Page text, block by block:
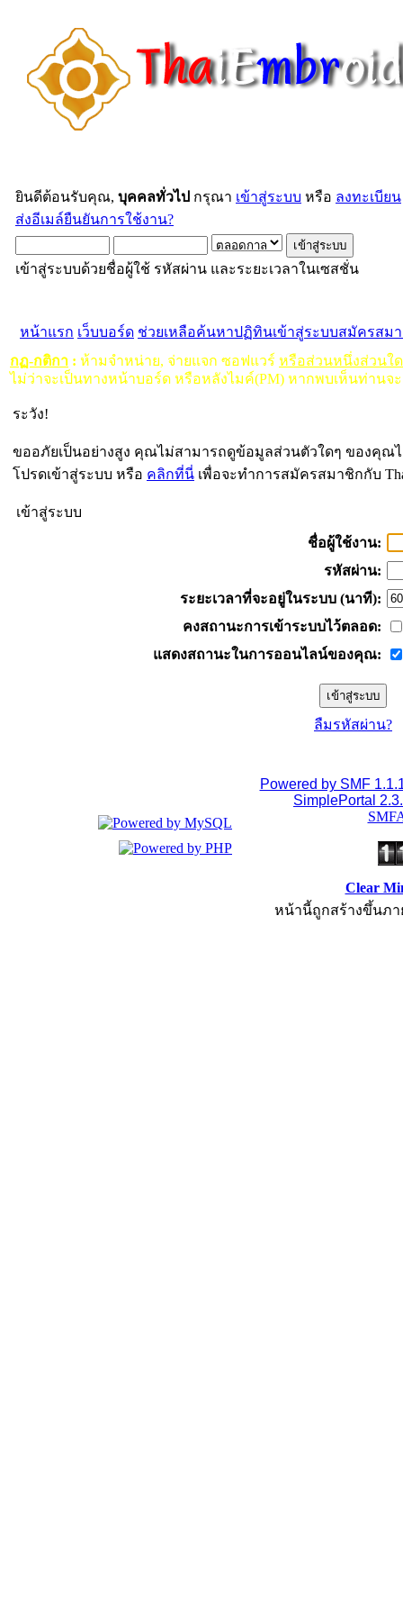
ยินดีต้อนรับคุณ, บุคคลทั่วไป กรุณา เข้าสู่ระบบ หรือ ลงทะเบียน
ส่งอีเมล์ยืนยันการใช้งาน?
เข้าสู่ระบบด้วยชื่อผู้ใช้ รหัสผ่าน และระยะเวลาในเซสชั่น
หน้าแรก เว็บบอร์ด ช่วยเหลือค้นหาปฏิทินเข้าสู่ระบบสมัครสม
กฏ-กติกา : ห้ามจำหน่าย, จ่ายแจก ซอฟแวร์ หรือส่วนหนึ่งส่วนใ
ไม่ว่าจะเป็นทางหน้าบอร์ด หรือหลังไมค์(PM) หากพบเห็นท่านจ
ระวัง!
ขออภัยเป็นอย่างสูง คุณไม่สามารถดูข้อมูลส่วนตัวใดๆ ของคุณ
โปรดเข้าสู่ระบบ หรือ คลิกที่นี่ เพื่อจะทำการสมัครสมาชิกกับ
เข้าสู่ระบบ
ชื่อผู้ใช้งาน:
รหัสผ่าน:
ระยะเวลาที่จะอยู่ในระบบ (นาที):
คงสถานะการเข้าระบบไว้ตลอด:
แสดงสถานะในการออนไลน์ของคุณ:
ลืมรหัสผ่าน?
Powered by SMF
SimplePortal
Clear
หน้านี้ถูกสร้างขึ้นภา